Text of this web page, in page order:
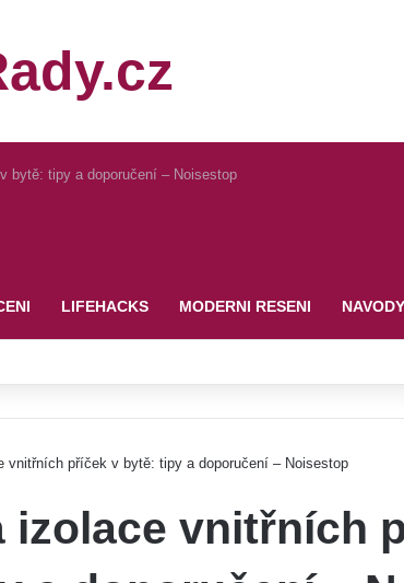
bytě: tipy a doporučení – Noisestop
LIFEHACKS MODERNI RESENI NAVODY
vnitřních příček v bytě: tipy a doporučení – Noisestop
izolace vnitřních